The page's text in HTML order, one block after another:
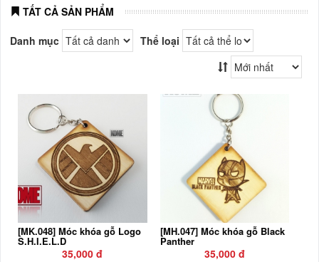
TẤT CẢ SẢN PHẨM
Danh mục Thể loại
[MK.048] Móc khóa gỗ Logo
S.H.I.E.L.D
35,000 đ
[MH.047] Móc khóa gỗ Black
Panther
35,000 đ